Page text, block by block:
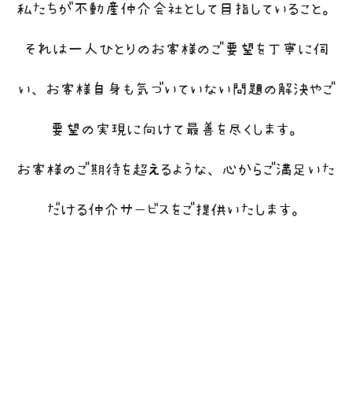
私たちが不動産仲介会社として目指していること。
それは一人ひとりのお客様のご要望を丁寧に伺
い、お客様自身も気づいていない問題の解決やご
要望の実現に向けて最善を尽くします。
お客様のご期待を超えるような、心からご満足いた
だける仲介サービスをご提供いたします。